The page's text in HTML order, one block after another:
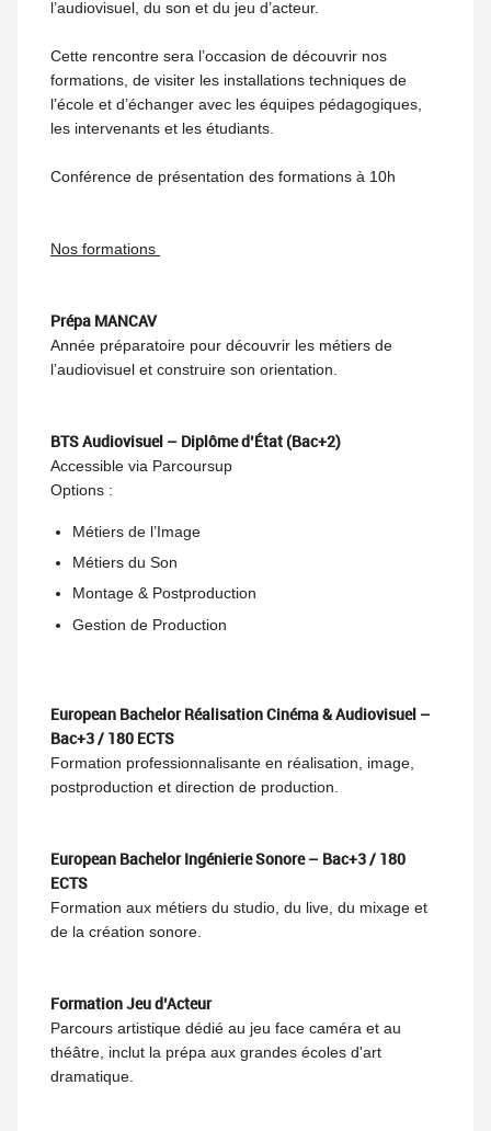
l’audiovisuel, du son et du jeu d’acteur.
Cette rencontre sera l’occasion de découvrir nos
formations, de visiter les installations techniques de
l’école et d’échanger avec les équipes pédagogiques,
les intervenants et les étudiants.
Conférence de présentation des formations à 10h
Nos formations
Prépa MANCAV
Année préparatoire pour découvrir les métiers de
l’audiovisuel et construire son orientation.
BTS Audiovisuel – Diplôme d’État (Bac+2)
Accessible via Parcoursup
Options :
Métiers de l’Image
Métiers du Son
Montage & Postproduction
Gestion de Production
European Bachelor Réalisation Cinéma & Audiovisuel –
Bac+3 / 180 ECTS
Formation professionnalisante en réalisation, image,
postproduction et direction de production.
European Bachelor Ingénierie Sonore – Bac+3 / 180
ECTS
Formation aux métiers du studio, du live, du mixage et
de la création sonore.
Formation Jeu d’Acteur
Parcours artistique dédié au jeu face caméra et au
théâtre, inclut la prépa aux grandes écoles d'art
dramatique.